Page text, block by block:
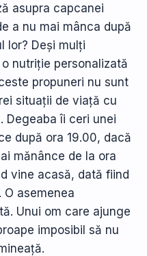
asupra capcanei
a nu mai mânca după
lor? Deși mulți
nutriție personalizată
propuneri nu sunt
situații de viață cu
Degeaba îi ceri unei
după ora 19.00, dacă
mănânce de la ora
vine acasă, dată fiind
O asemenea
Unui om care ajunge
imposibil să nu